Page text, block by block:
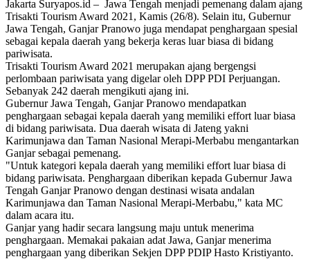
Jakarta Suryapos.id – Jawa Tengah menjadi pemenang dalam ajang
Trisakti Tourism Award 2021, Kamis (26/8). Selain itu, Gubernur
Jawa Tengah, Ganjar Pranowo juga mendapat penghargaan spesial
sebagai kepala daerah yang bekerja keras luar biasa di bidang
pariwisata.
Trisakti Tourism Award 2021 merupakan ajang bergengsi
perlombaan pariwisata yang digelar oleh DPP PDI Perjuangan.
Sebanyak 242 daerah mengikuti ajang ini.
Gubernur Jawa Tengah, Ganjar Pranowo mendapatkan
penghargaan sebagai kepala daerah yang memiliki effort luar biasa
di bidang pariwisata. Dua daerah wisata di Jateng yakni
Karimunjawa dan Taman Nasional Merapi-Merbabu mengantarkan
Ganjar sebagai pemenang.
"Untuk kategori kepala daerah yang memiliki effort luar biasa di
bidang pariwisata. Penghargaan diberikan kepada Gubernur Jawa
Tengah Ganjar Pranowo dengan destinasi wisata andalan
Karimunjawa dan Taman Nasional Merapi-Merbabu," kata MC
dalam acara itu.
Ganjar yang hadir secara langsung maju untuk menerima
penghargaan. Memakai pakaian adat Jawa, Ganjar menerima
penghargaan yang diberikan Sekjen DPP PDIP Hasto Kristiyanto.